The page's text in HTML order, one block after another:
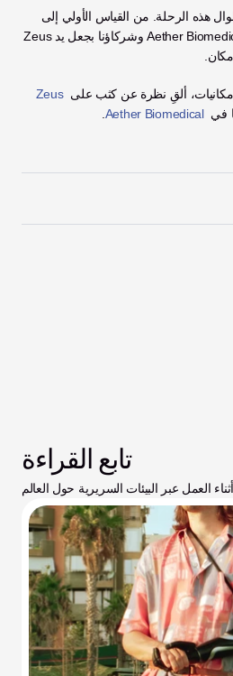
الرعاية طويلة الأجل، تلتزم Aether Biomedical وشركاؤنا بجعل يد Zeus
ألقِ نظرة عن كثب على Zeus
في Aether Biomedical
تابع القراءة
العمل عبر البيئات السريرية حول العالم